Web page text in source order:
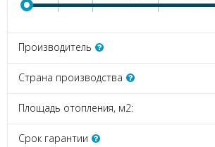
Производитель
Страна производства
Площадь отопления, м2:
Срок гарантии